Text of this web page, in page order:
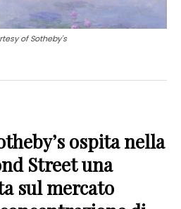
of Sotheby's
ospita nella
Street una
sul mercato